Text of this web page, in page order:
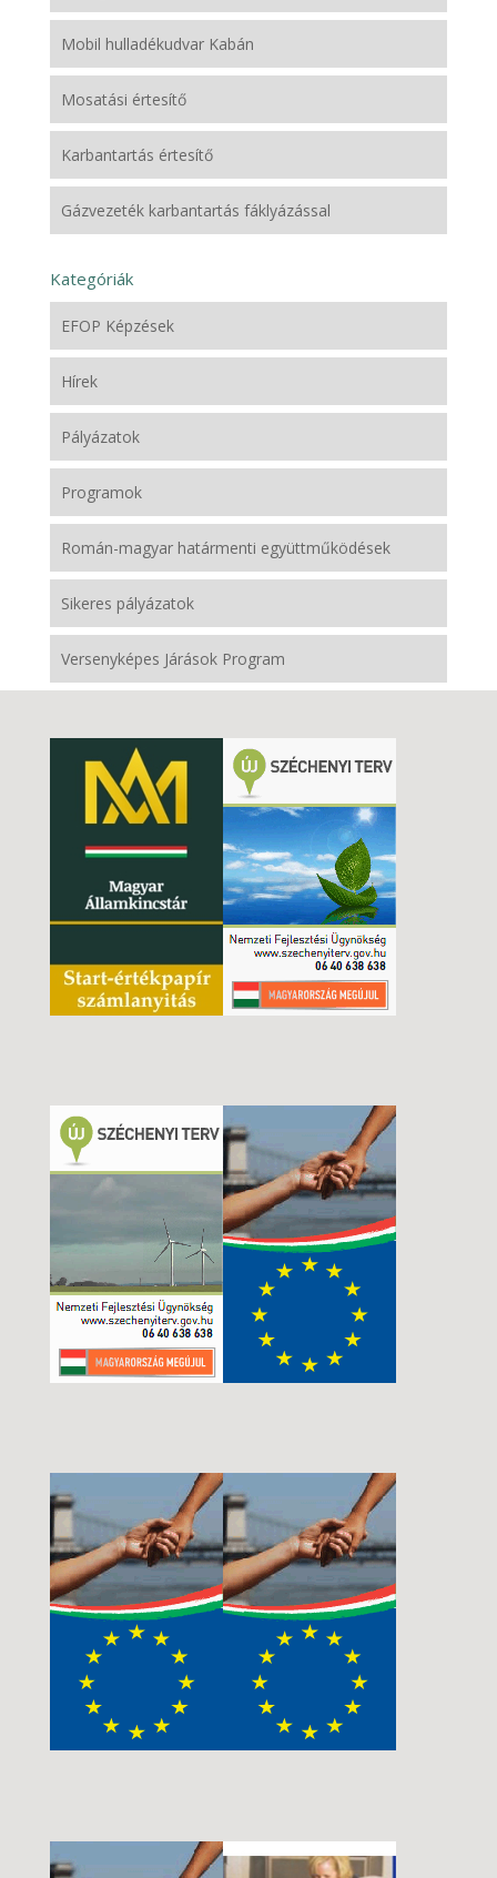
Mobil hulladékudvar Kabán
Mosatási értesítő
Karbantartás értesítő
Gázvezeték karbantartás fáklyázással
Kategóriák
EFOP Képzések
Hírek
Pályázatok
Programok
Román-magyar határmenti együttműködések
Sikeres pályázatok
Versenyképes Járások Program